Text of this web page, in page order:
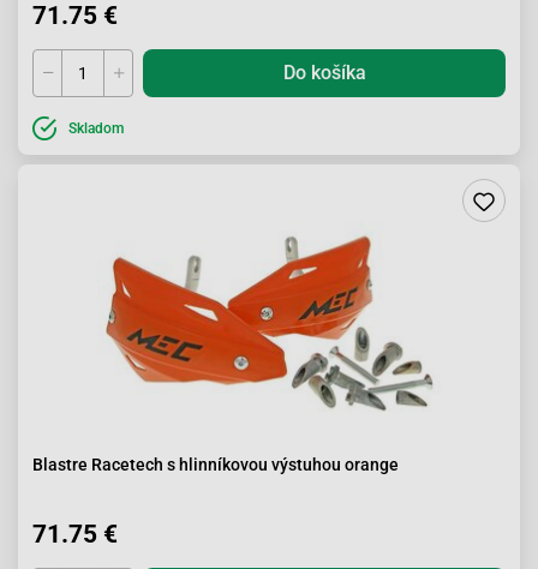
71.75 €
Do košíka
Skladom
Blastre Racetech s hlinníkovou výstuhou orange
71.75 €